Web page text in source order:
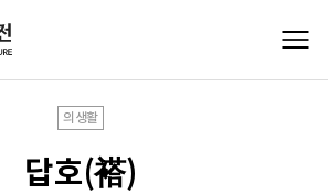
의생활
답호(褡)